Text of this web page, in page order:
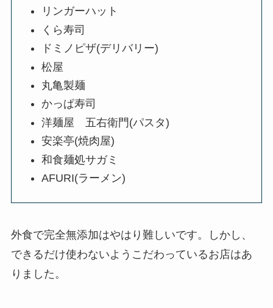
リンガーハット
くら寿司
ドミノピザ(デリバリー)
松屋
丸亀製麺
かっぱ寿司
洋麺屋 五右衛門(パスタ)
安楽亭(焼肉屋)
和食麺処サガミ
AFURI(ラーメン)
外食で完全無添加はやはり難しいです。しかし、
できるだけ使わないようこだわっているお店はあ
りました。